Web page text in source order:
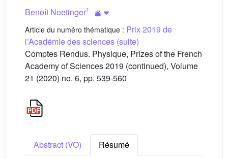
Benoît Noetinger1
Article du numéro thématique : Prix 2019 de
l’Académie des sciences (suite)
Comptes Rendus. Physique, Prizes of the French
Academy of Sciences 2019 (continued), Volume
21 (2020) no. 6, pp. 539-560
Abstract (VO)
Résumé